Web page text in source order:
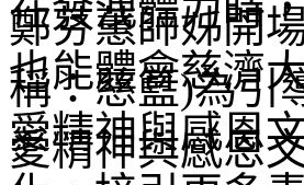
鄭芬蕙師姊開
稱：慈籃)為引
愛精神與感恩